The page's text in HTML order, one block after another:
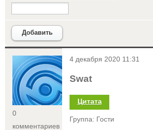
Добавить
<
0
комментариев
4 декабря 2020 11:31
Swat
Цитата
Группа: Гости